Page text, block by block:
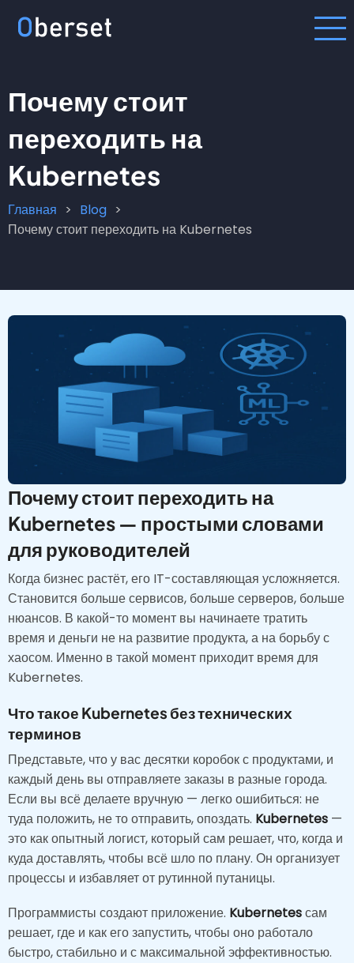
Почему стоит
переходить на
Kubernetes
Строка
Главная
Blog
Почему стоит переходить на Kubernetes
Почему стоит переходить на
Kubernetes — простыми словами
для руководителей
Когда бизнес растёт, его IT-составляющая усложняется.
Становится больше сервисов, больше серверов, больше
нюансов. В какой-то момент вы начинаете тратить
время и деньги не на развитие продукта, а на борьбу с
хаосом. Именно в такой момент приходит время для
Kubernetes.
Что такое Kubernetes без технических
терминов
Представьте, что у вас десятки коробок с продуктами, и
каждый день вы отправляете заказы в разные города.
Если вы всё делаете вручную — легко ошибиться: не
туда положить, не то отправить, опоздать. Kubernetes —
это как опытный логист, который сам решает, что, когда и
куда доставлять, чтобы всё шло по плану. Он организует
процессы и избавляет от рутинной путаницы.
Программисты создают приложение. Kubernetesсам
решает, где и как его запустить, чтобы оно работало
быстро, стабильно и с максимальной эффективностью.